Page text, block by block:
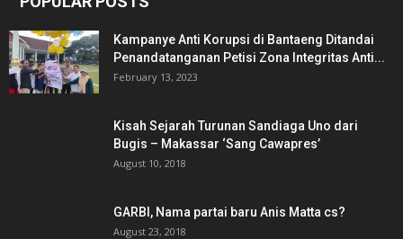
Kampanye Anti Korupsi di Bantaeng Ditandai
Penandatanganan Petisi Zona Integritas Anti...
February 13, 2023
Kisah Sejarah Turunan Sandiaga Uno dari
Bugis – Makassar ‘Sang Cawapres’
August 10, 2018
GARBI, Nama partai baru Anis Matta cs?
August 23, 2018